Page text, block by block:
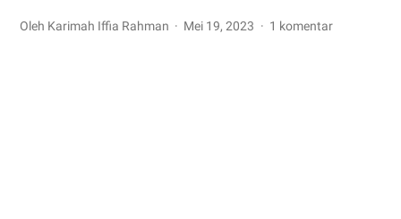
Oleh Karimah Iffia Rahman Mei 19, 2023 1 komentar